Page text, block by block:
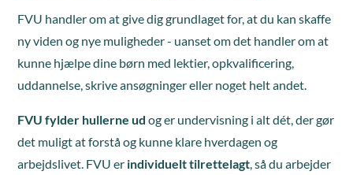
FVU handler om at give dig grundlaget for, at du kan skaffe
ny viden og nye muligheder - uanset om det handler om at
kunne hjælpe dine børn med lektier, opkvalificering,
uddannelse, skrive ansøgninger eller noget helt andet.
FVU fylder hullerne ud og er undervisning i alt dét, der gør
det muligt at forstå og kunne klare hverdagen og
arbejdslivet. FVU er individuelttilrettelagt , så du arbejder